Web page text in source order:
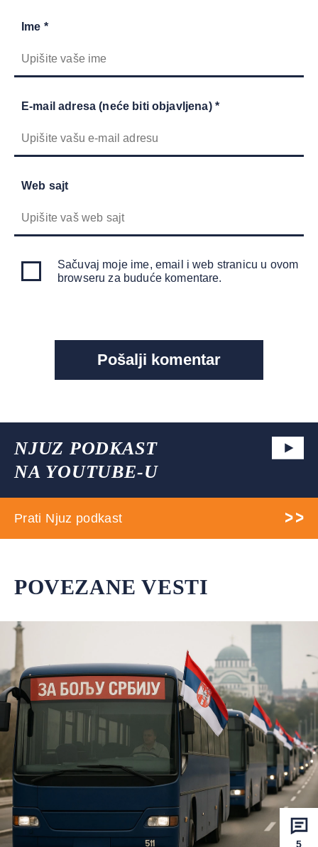
Ime *
E-mail adresa (neće biti objavljena) *
Web sajt
Sačuvaj moje ime, email i web stranicu u ovom
browseru za buduće komentare.
NJUZ PODKAST
NA YOUTUBE-U
Prati Njuz podkast
POVEZANE VESTI
5